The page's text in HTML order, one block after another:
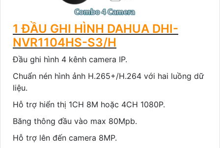
1 ĐẦU GHI HÌNH DAHUA DHI-
NVR1104HS-S3/H
Đầu ghi hình 4 kênh camera IP.
Chuẩn nén hình ảnh H.265+/H.264 với hai luồng dữ
liệu.
Hỗ trợ hiển thị 1CH 8M hoặc 4CH 1080P.
Băng thông đầu vào max 80Mpb.
Hỗ trợ lên đến camera 8MP.